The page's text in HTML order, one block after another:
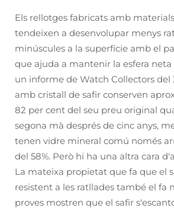
Els rellotges fabricats amb
tendeixen a desenvolupar menys
minúscules a la superfície amb el
que ajuda a mantenir la esfera neta
un informe de Watch Collectors del
amb cristall de safir conserven
82 per cent del seu preu original
segona mà després de cinc anys,
tenen vidre mineral comú només
del 58%. Però hi ha una altra cara
La mateixa propietat que fa que el
resistent a les ratllades també el fa
proves mostren que el safir